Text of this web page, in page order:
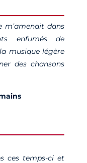
m’amenait dans
enfumés de
musique légère
des chansons
ces temps-ci et